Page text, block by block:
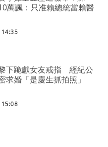
萬諷：只准賴總統當賴醫
下跪獻女友戒指 經紀公
求婚「是慶生抓拍照」